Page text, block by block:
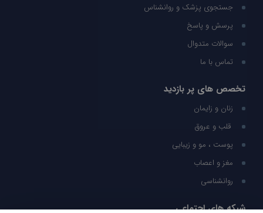
جستجوی پزشک و روانشناس
پرسش و پاسخ
سوالات متدوال
تماس با ما
تخصص های پر بازدید
زنان و زایمان
قلب و عروق
پوست ، مو و زیبایی
مغز و اعصاب
روانشناسی
شبکه های اجتماعی